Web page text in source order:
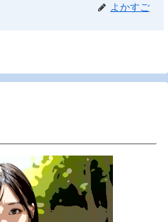
よかすご